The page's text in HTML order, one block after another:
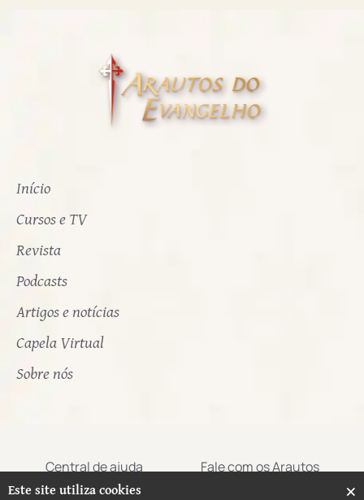
Início
Cursos e TV
Revista
Podcasts
Artigos e notícias
Capela Virtual
Sobre nós
Central de ajuda Fale com os Arautos
Termos de uso
Este site utiliza cookies ×